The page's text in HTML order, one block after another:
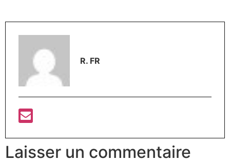
R. FR
Laisser un commentaire